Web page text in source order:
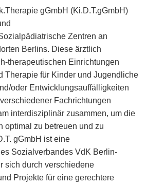
gGmbH (Ki.D.T.gGmbH)
Zentren an
Berlins. Diese ärztlich
therapeutischen Einrichtungen
Therapie für Kinder und Jugendliche
oder Entwicklungsauffälligkeiten
Fachrichtungen
interdisziplinär zusammen, um die
optimal zu betreuen und zu
gGmbH ist eine
Sozialverbandes VdK Berlin-
sich durch verschiedene
Projekte für eine gerechtere